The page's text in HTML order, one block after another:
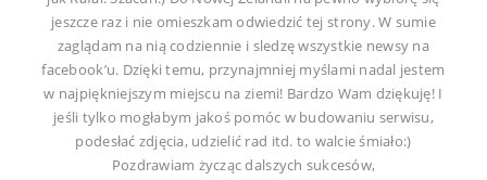
jeszcze raz i nie omieszkam odwiedzić tej strony. W sumie
zaglądam na nią codziennie i sledzę wszystkie newsy na
facebook’u. Dzięki temu, przynajmniej myślami nadal jestem
w najpiękniejszym miejscu na ziemi! Bardzo Wam dziękuję! I
jeśli tylko mogłabym jakoś pomóc w budowaniu serwisu,
podesłać zdjęcia, udzielić rad itd. to walcie śmiało:)
Pozdrawiam życząc dalszych sukcesów,